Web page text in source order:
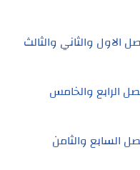
الاول والثاني والثالث
الرابع والخامس
السابع والثامن